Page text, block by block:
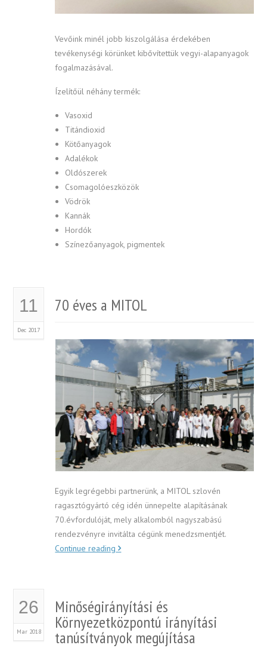
Vevőink minél jobb kiszolgálása érdekében
tevékenységi körünket kibővítettük vegyi-alapanyagok
fogalmazásával.
Ízelítőül néhány termék:
Vasoxid
Titándioxid
Kötőanyagok
Adalékok
Oldószerek
Csomagolóeszközök
Vödrök
Kannák
Hordók
Színezőanyagok, pigmentek
11
Dec 2017
70 éves a MITOL
Egyik legrégebbi partnerünk, a MITOL szlovén
ragasztógyártó cég idén ünnepelte alapításának
70.évfordulóját, mely alkalomból nagyszabású
rendezvényre invitálta cégünk menedzsmentjét.
Continue reading
26
Mar 2018
Minőségirányítási és
Környezetközpontú irányítási
tanúsítványok megújítása